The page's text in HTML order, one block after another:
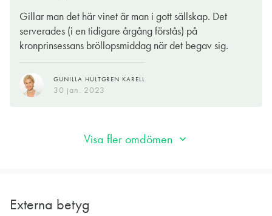
Gillar man det här vinet är man i gott sällskap. Det
serverades (i en tidigare årgång förstås) på
kronprinsessans bröllopsmiddag när det begav sig.
GUNILLA HULTGREN KARELL
30 jan. 2023
dess har har egendomen gått i arv och idag drivs den av
bröderna Claude & Laurent Champault.
Drick gärna till getost, skaldjur eller vegetariska rätter med
mycket örter. För den som vill känna sig kunglig för en stund kan
det med fördel ätas Landöröding med örttäcke, pocherat
åt till detta vin (fast årgång 2008) på sin bröllopsmiddag.
Visa fler omdömen
Externa betyg